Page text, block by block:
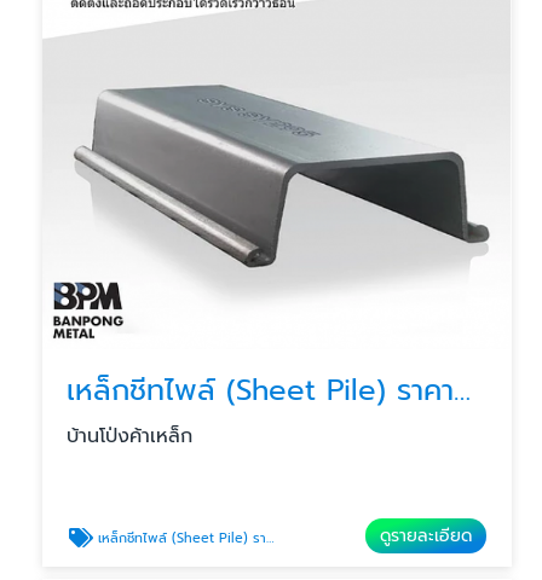
เหล็กชีทไพล์ (Sheet Pile) ราคาส่ง
บ้านโป่งค้าเหล็ก
เหล็กชีทไพล์ (Sheet Pile) ราคาส่ง ดูรายละเอียด